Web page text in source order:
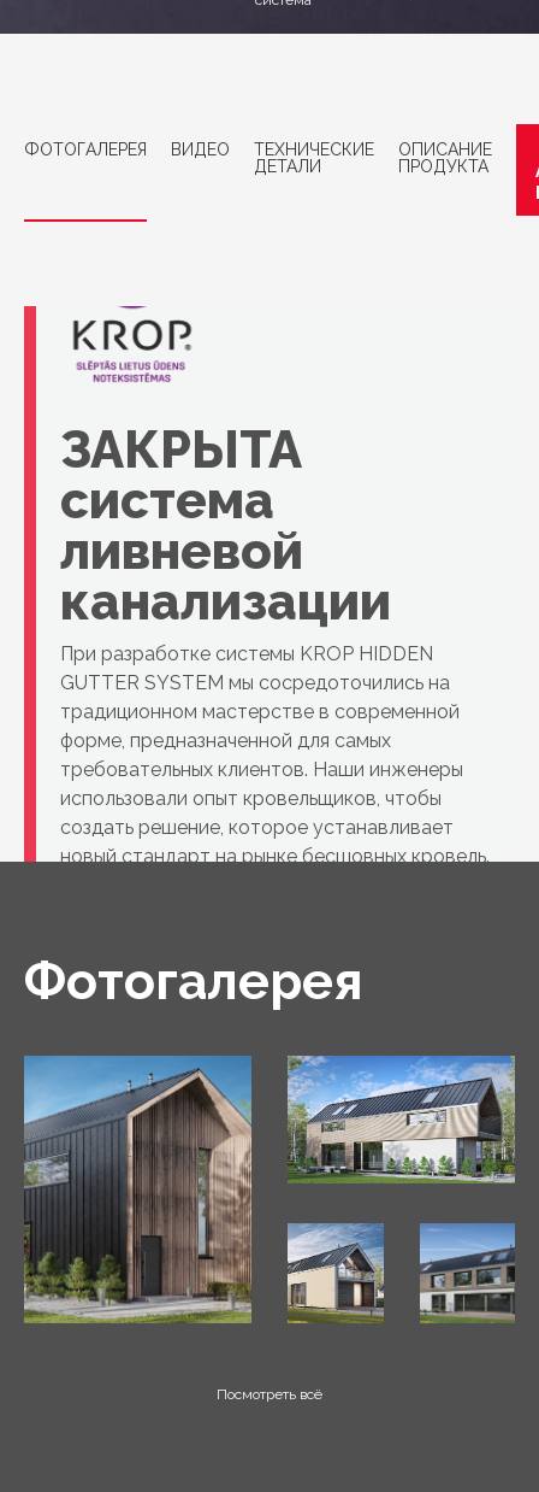
ФОТОГАЛЕРЕЯ ВИДЕО
ТЕХНИЧЕСКИЕ
ДЕТАЛИ
ОПИСАНИЕ
ПРОДУКТА
ЗАКРЫТА
система
ливневой
канализации
При разработке системы KROP HIDDEN
GUTTER SYSTEM мы сосредоточились на
традиционном мастерстве в современной
форме, предназначенной для самых
требовательных клиентов. Наши инженеры
использовали опыт кровельщиков, чтобы
создать решение, которое устанавливает
новый стандарт на рынке бесшовных кровель.
Фотогалерея
Посмотреть всё